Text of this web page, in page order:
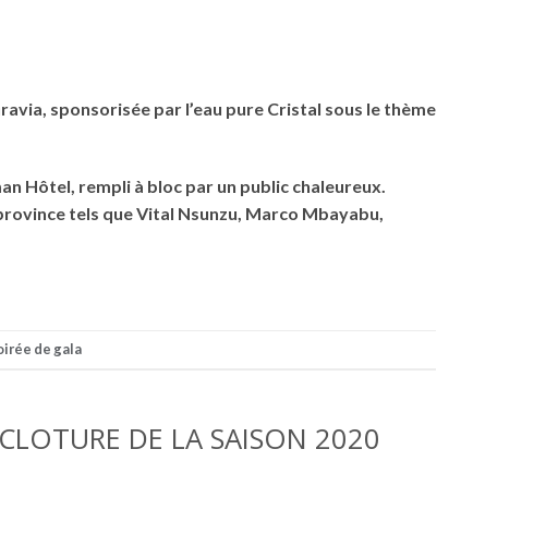
sponsorisée par l’eau pure Cristal sous le thème
Hôtel, rempli à bloc par un public chaleureux.
tels que Vital Nsunzu, Marco Mbayabu,
de gala
DE LA SAISON 2020